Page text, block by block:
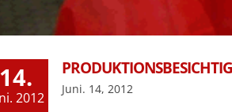
14.
2012
Juni. 14, 2012